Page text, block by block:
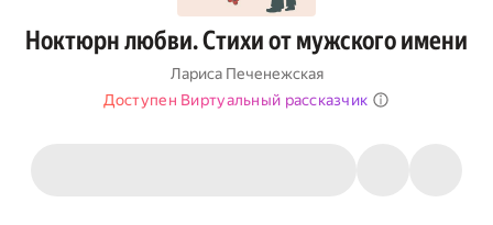
Ноктюрн любви. Стихи от мужского имени
Лариса Печенежская
Доступен Виртуальный рассказчик